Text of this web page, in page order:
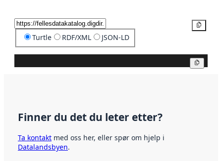
Turtle RDF/XML JSON-LD
Finner du det du leter etter?
Ta kontakt med oss her, eller spør om hjelp i
Datalandsbyen.